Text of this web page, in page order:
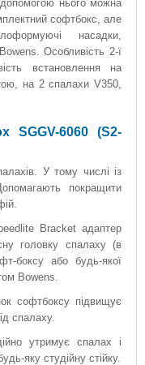
нього можна
софтбокс, але
насадки,
Особливість 2-ї
встановлення на
на 2 спалахи V350,
SGGV-6060 (S2-
У тому числі із
покращити
Bracket адаптер
головку спалаху (в
боксу або будь-якої
Bowens.
софтбоксу підвищує
спалаху.
утримує спалах і
яку студійну стійку.